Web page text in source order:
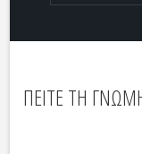
ΠΕΙΤΕ ΤΗ